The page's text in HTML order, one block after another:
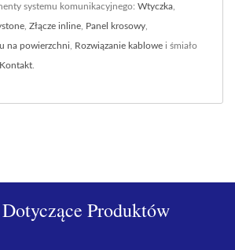
systemu komunikacyjnego: Wtyczka
Złącze inline Panel krosowy
na powierzchni Rozwiązanie kablowe i śmiało
Kontakt
Produktów